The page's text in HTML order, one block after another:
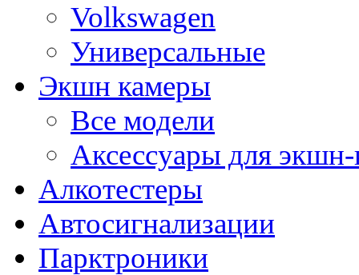
Volkswagen
Универсальные
Экшн камеры
Все модели
Аксессуары для
Алкотестеры
Автосигнализации
Парктроники